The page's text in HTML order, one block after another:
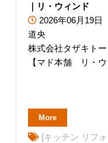
｜リ・ウィンド
2026年06月19日
道央
株式会社タザキト
【マド本舗 リ・
More
[キッチン リフ